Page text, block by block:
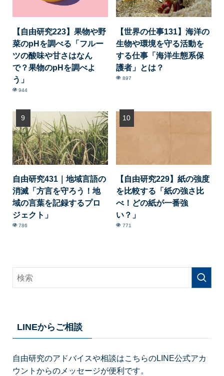
【自由研究223】果物や野
菜のpHを調べる「フルー
ツの酸味や甘さはなん
で？果物のpHを調べよ
う」
944
【世界の仕事131】海洋の
生物や環境を守る活動を
する仕事「海洋生態系保
護者」とは？
897
自由研究431｜地域言語の
消滅「方言を守ろう！地
域の言葉を記録するプロ
ジェクト」
786
【自由研究229】紙の強度
を比較する「紙の強さ比
べ！どの紙が一番強
い？」
771
LINEからご相談
自由研究のアドバイスや相談はこちらのLINE公式アカ
ウントからのメッセージが便利です。